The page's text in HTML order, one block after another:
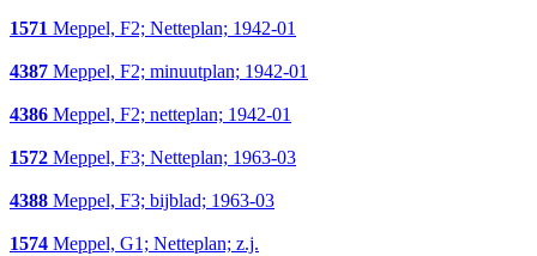
1571 Meppel, F2; Netteplan; 1942-01
4387 Meppel, F2; minuutplan; 1942-01
4386 Meppel, F2; netteplan; 1942-01
1572 Meppel, F3; Netteplan; 1963-03
4388 Meppel, F3; bijblad; 1963-03
1574 Meppel, G1; Netteplan; z.j.